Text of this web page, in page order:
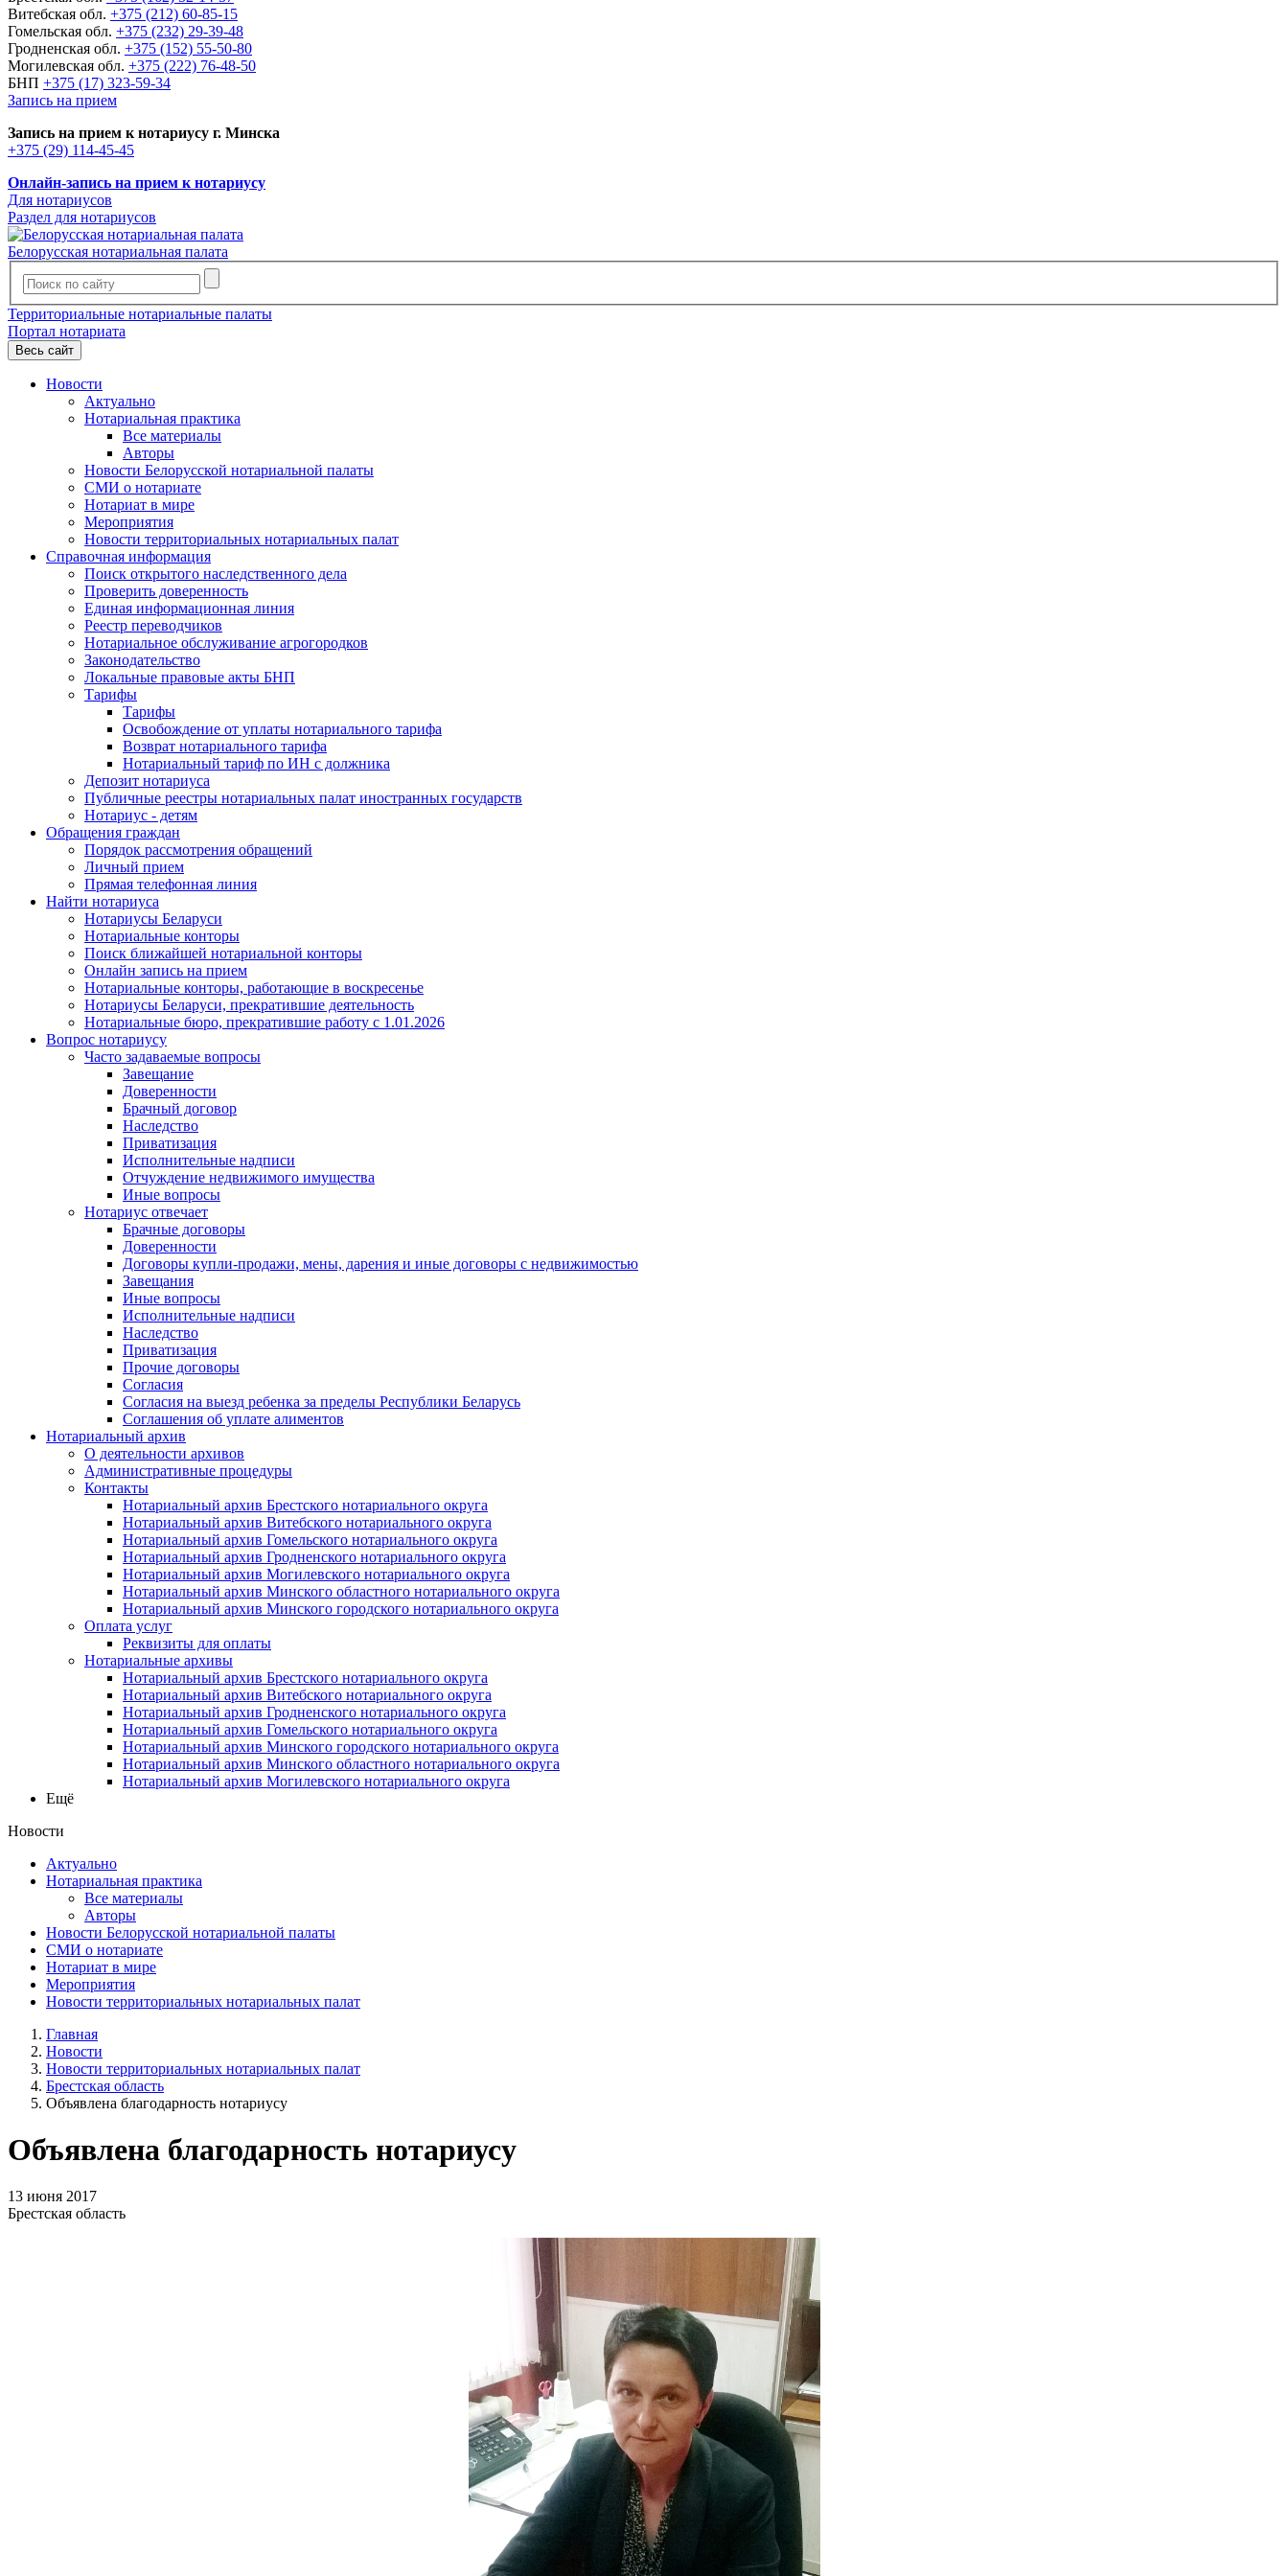
Витебская обл. +375 (212) 60-85-15
Гомельская обл. +375 (232) 29-39-48
Гродненская обл. +375 (152) 55-50-80
Могилевская обл. +375 (222) 76-48-50
БНП +375 (17) 323-59-34
Запись на прием
Запись на прием к нотариусу г. Минска
+375 (29) 114-45-45
Онлайн-запись на прием к нотариусу
Для нотариусов
Раздел для нотариусов
Белорусская нотариальная палата
Территориальные нотариальные палаты
Портал нотариата
Весь сайт
Новости
Актуально
Нотариальная практика
Все материалы
Авторы
Новости Белорусской нотариальной палаты
СМИ о нотариате
Нотариат в мире
Мероприятия
Новости территориальных нотариальных палат
Справочная информация
Поиск открытого наследственного дела
Проверить доверенность
Единая информационная линия
Реестр переводчиков
Нотариальное обслуживание агрогородков
Законодательство
Локальные правовые акты БНП
Тарифы
Тарифы
Освобождение от уплаты нотариального тарифа
Возврат нотариального тарифа
Нотариальный тариф по ИН с должника
Депозит нотариуса
Публичные реестры нотариальных палат иностранных государств
Нотариус - детям
Обращения граждан
Порядок рассмотрения обращений
Личный прием
Прямая телефонная линия
Найти нотариуса
Нотариусы Беларуси
Нотариальные конторы
Поиск ближайшей нотариальной конторы
Онлайн запись на прием
Нотариальные конторы, работающие в воскресенье
Нотариусы Беларуси, прекратившие деятельность
Нотариальные бюро, прекратившие работу с 1.01.2026
Вопрос нотариусу
Часто задаваемые вопросы
Завещание
Доверенности
Брачный договор
Наследство
Приватизация
Исполнительные надписи
Отчуждение недвижимого имущества
Иные вопросы
Нотариус отвечает
Брачные договоры
Доверенности
Договоры купли-продажи, мены, дарения и иные договоры с недвижимостью
Завещания
Иные вопросы
Исполнительные надписи
Наследство
Приватизация
Прочие договоры
Согласия
Согласия на выезд ребенка за пределы Республики Беларусь
Соглашения об уплате алиментов
Нотариальный архив
О деятельности архивов
Административные процедуры
Контакты
Нотариальный архив Брестского нотариального округа
Нотариальный архив Витебского нотариального округа
Нотариальный архив Гомельского нотариального округа
Нотариальный архив Гродненского нотариального округа
Нотариальный архив Могилевского нотариального округа
Нотариальный архив Минского областного нотариального округа
Нотариальный архив Минского городского нотариального округа
Оплата услуг
Реквизиты для оплаты
Нотариальные архивы
Нотариальный архив Брестского нотариального округа
Нотариальный архив Витебского нотариального округа
Нотариальный архив Гродненского нотариального округа
Нотариальный архив Гомельского нотариального округа
Нотариальный архив Минского городского нотариального округа
Нотариальный архив Минского областного нотариального округа
Нотариальный архив Могилевского нотариального округа
Ещё
Новости
Актуально
Нотариальная практика
Все материалы
Авторы
Новости Белорусской нотариальной палаты
СМИ о нотариате
Нотариат в мире
Мероприятия
Новости территориальных нотариальных палат
Главная
Новости
Новости территориальных нотариальных палат
Брестская область
Объявлена благодарность нотариусу
Объявлена благодарность нотариусу
13 июня 2017
Брестская область